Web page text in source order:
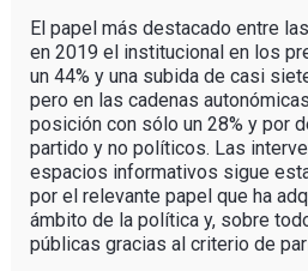
El papel más destacado entre
en 2019 el institucional en los
un 44% y una subida de casi
pero en las cadenas
posición con sólo un 28% y por
partido y no políticos. Las
espacios informativos sigue
por el relevante papel que ha
ámbito de la política y, sobre
públicas gracias al criterio de